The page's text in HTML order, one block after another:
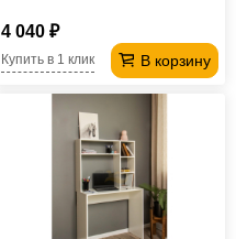
4 040 ₽
В корзину
Купить в 1 клик